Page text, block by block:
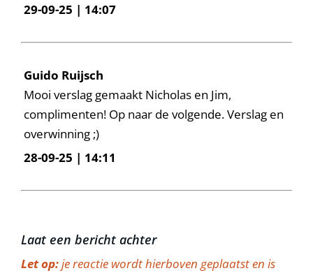
29-09-25 | 14:07
Guido Ruijsch
Mooi verslag gemaakt Nicholas en Jim,
complimenten! Op naar de volgende. Verslag en
overwinning ;)
28-09-25 | 14:11
Laat een bericht achter
Let op:je reactie wordt hierboven geplaatst en is